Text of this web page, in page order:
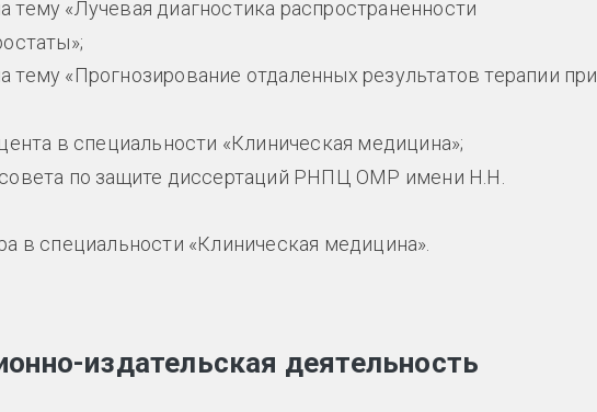
тему «Лучевая диагностика распространенности
тему «Прогнозирование отдаленных результатов терапии при
в специальности «Клиническая медицина»;
по защите диссертаций РНПЦ ОМР имени Н.Н.
в специальности «Клиническая медицина».
издательская деятельность